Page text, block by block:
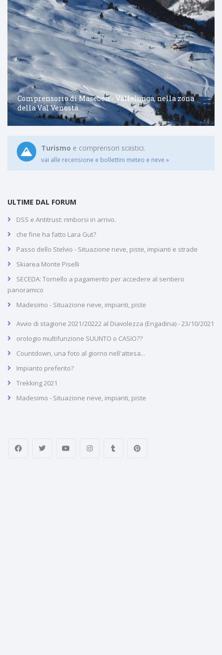
Comprensorio di Maseben - Vallelunga, nella zona
della Val Venosta.
Turismo e comprensori sciistici.
vai alle recensione e bollettini meteo e neve »
ULTIME DAL FORUM
DSS e Antitrust: rimborsi in arrivo.
che fine ha fatto Lara Gut?
Passo dello Stelvio - Situazione neve, piste, impianti e strade
Skiarea Monte Piselli
SECEDA: Tornello a pagamento per accedere al sentiero
panoramico
Madesimo - Situazione neve, impianti, piste
Avvio di stagione 2021/20222 al Diavolezza (Engadina) - 23/10/2021
orologio multifunzione SUUNTO o CASIO??
Countdown, una foto al giorno nell'attesa...
Impianto preferito?
Trekking 2021
Madesimo - Situazione neve, impianti, piste